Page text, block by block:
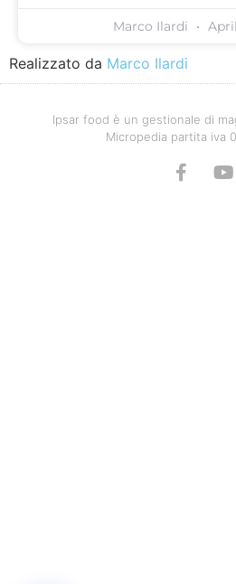
Marco Ilardi
Realizzato da Marco Ilardi
Ipsar food è un gestionale di
Micropedia partita iva